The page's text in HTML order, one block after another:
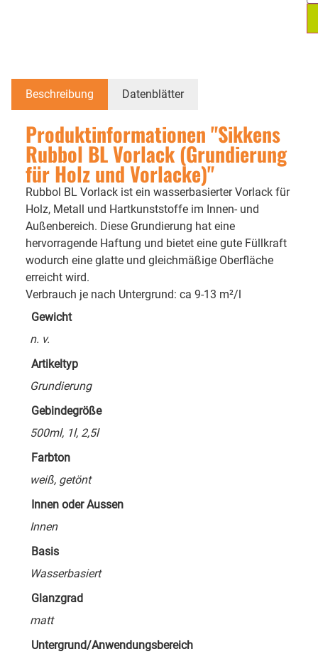
Beschreibung Datenblätter
Produktinformationen "Sikkens
Rubbol BL Vorlack (Grundierung
für Holz und Vorlacke)"
Rubbol BL Vorlack ist ein wasserbasierter Vorlack für
Holz, Metall und Hartkunststoffe im Innen- und
Außenbereich. Diese Grundierung hat eine
hervorragende Haftung und bietet eine gute Füllkraft
wodurch eine glatte und gleichmäßige Oberfläche
erreicht wird.
Verbrauch je nach Untergrund: ca 9-13 m²/l
Gewicht
n. v.
Artikeltyp
Grundierung
Gebindegröße
500ml, 1l, 2,5l
Farbton
weiß, getönt
Innen oder Aussen
Innen
Basis
Wasserbasiert
Glanzgrad
matt
Untergrund/Anwendungsbereich